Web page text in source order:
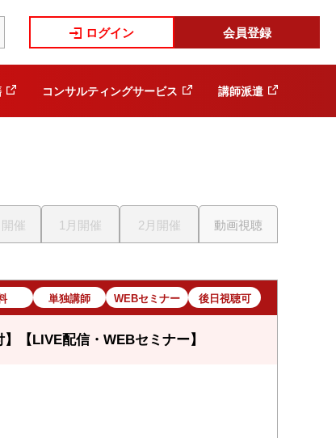
ログイン 会員登録
コンサルティングサービス 講師派遣
催 1月開催 2月開催 動画視聴
単独講師 WEBセミナー 後日視聴可
【LIVE配信・WEBセミナー】